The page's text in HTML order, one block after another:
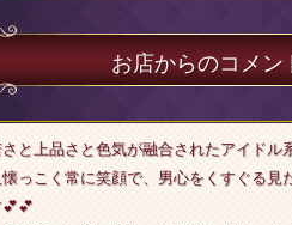
お店からのコメン
と上品さと色気が融合されたアイドル
懐っこく常に笑顔で、男心をくすぐる見